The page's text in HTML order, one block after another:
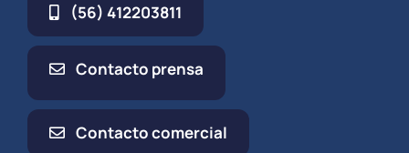
(56) 412203811
Contacto prensa
Contacto comercial